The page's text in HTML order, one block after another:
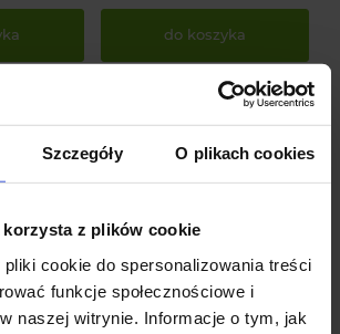
Szczegóły O plikach cookies
z plików cookie
cookie do spersonalizowania treści
funkcje społecznościowe i
naszej witrynie. Informacje o tym, jak
do koszyka